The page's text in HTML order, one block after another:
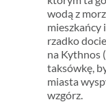
wodą z
mieszkańcy
rzadko
na Kythnos
taksówkę,
miasta
wzgórz.